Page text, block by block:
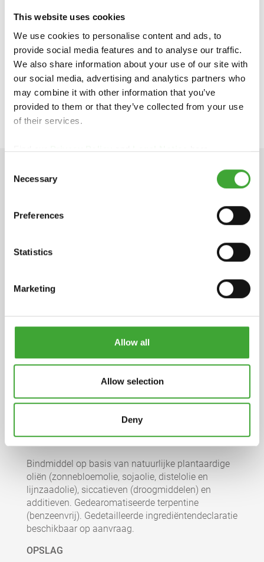
This website uses cookies
We use cookies to personalise content and ads, to
provide social media features and to analyse our traffic.
We also share information about your use of our site with
our social media, advertising and analytics partners who
may combine it with other information that you’ve
provided to them or that they’ve collected from your use
of their services.
Find ourPrivacy PolicyandLegal Noticehere.
Selection
Necessary
Preferences
Statistics
Marketing
Allow all
Allow selection
Deny
Osmo Nederland BV
Schinkeldijkje 16 L
1432 CE Aalsmeer
Nederland
https://osmonederland.nl/
TECHNISCHE GEGEVENS
Productinformatie
pdf, 199 KB
Veiligheidsinformatieblad
Bindmiddel op basis van natuurlijke plantaardige
oliën (zonnebloemolie, sojaolie, distelolie en
lijnzaadolie), siccatieven (droogmiddelen) en
additieven. Gedearomatiseerde terpentine
(benzeenvrij). Gedetailleerde ingrediëntendeclaratie
beschikbaar op aanvraag.
OPSLAG